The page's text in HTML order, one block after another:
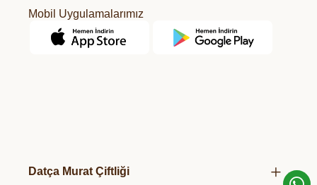
Mobil Uygulamalarımız
Datça Murat Çiftliği